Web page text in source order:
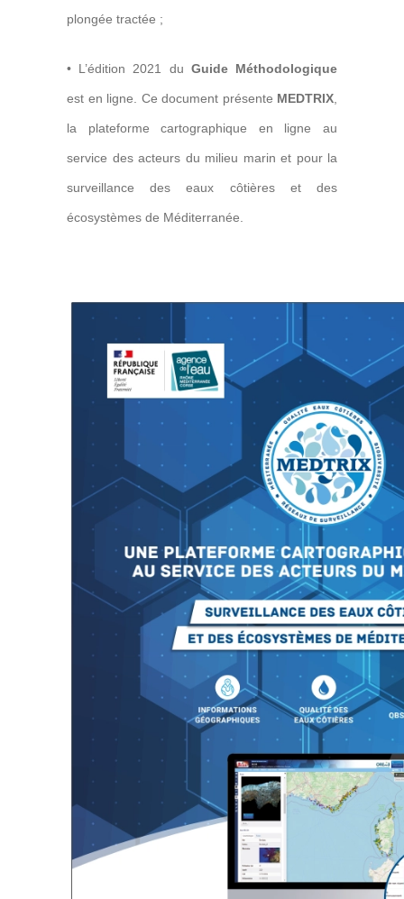
plongée tractée ;
• L’édition 2021 du Guide Méthodologique
est en ligne. Ce document présente MEDTRIX
la plateforme cartographique en ligne au
service des acteurs du milieu marin et pour la
surveillance des eaux côtières et des
écosystèmes de Méditerranée.